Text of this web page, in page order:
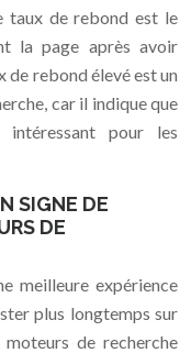
taux de rebond est le
la page après avoir
de rebond élevé est un
car il indique que
pour les
SIGNE DE
DE
meilleure expérience
plus longtemps sur
de recherche